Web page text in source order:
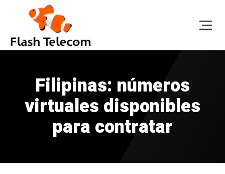
Filipinas: números
virtuales disponibles
para contratar